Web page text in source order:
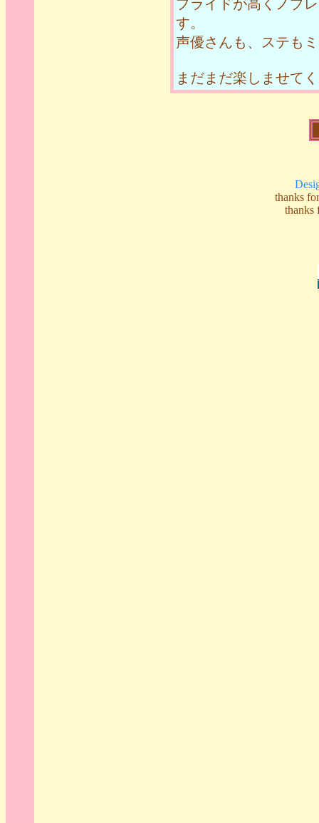
プライドが高くノブ
す。
声優さんも、ステも
まだまだ楽しませて
thanks